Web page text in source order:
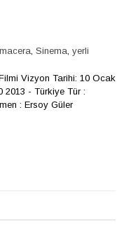
macera Sinema yerli
Vizyon Tarihi: 10 Ocak
2013 - Türkiye Tür :
: Ersoy Güler